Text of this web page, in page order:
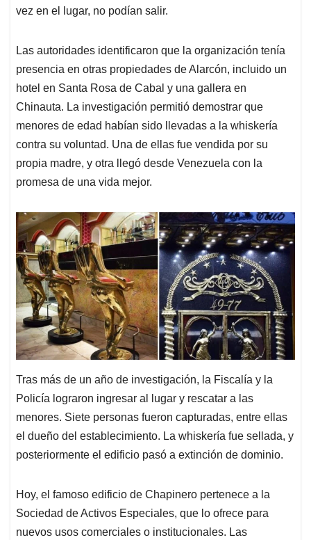
vez en el lugar, no podían salir.
Las autoridades identificaron que la organización tenía
presencia en otras propiedades de Alarcón, incluido un
hotel en Santa Rosa de Cabal y una gallera en
Chinauta. La investigación permitió demostrar que
menores de edad habían sido llevadas a la whiskería
contra su voluntad. Una de ellas fue vendida por su
propia madre, y otra llegó desde Venezuela con la
promesa de una vida mejor.
Tras más de un año de investigación, la Fiscalía y la
Policía lograron ingresar al lugar y rescatar a las
menores. Siete personas fueron capturadas, entre ellas
el dueño del establecimiento. La whiskería fue sellada, y
posteriormente el edificio pasó a extinción de dominio.
Hoy, el famoso edificio de Chapinero pertenece a la
Sociedad de Activos Especiales, que lo ofrece para
nuevos usos comerciales o institucionales. Las